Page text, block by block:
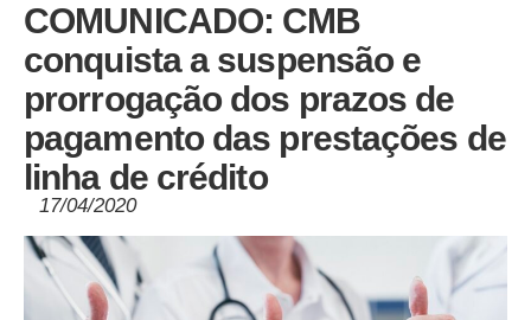
COMUNICADO: CMB
conquista a suspensão e
prorrogação dos prazos de
pagamento das prestações de
linha de crédito
17/04/2020